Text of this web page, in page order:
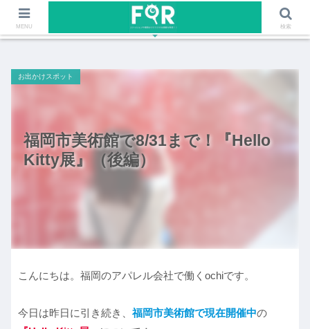
ファッションや福岡のワクワクする情報を発信！！
福岡市美術館で8/31まで！『Hello
Kitty展』（後編）
お出かけスポット
こんにちは。福岡のアパレル会社で働くochiです。
今日は昨日に引き続き、 福岡市美術館で現在開催中の
MENU 検索